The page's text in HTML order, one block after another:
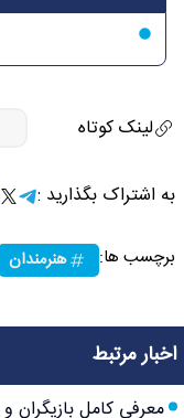
لینک کوتاه
به اشتراک بگذارید :
برچسب ها: هنرمندان
اخبار مرتبط
معرفی کامل بازیگران